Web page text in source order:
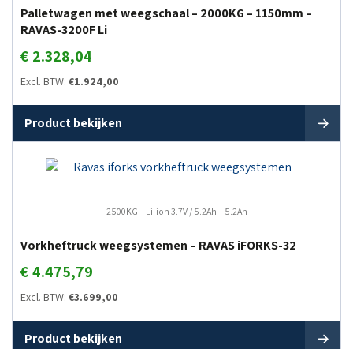
Palletwagen met weegschaal – 2000KG – 1150mm –
RAVAS-3200F Li
€ 2.328,04
Excl. BTW: €1.924,00
Product bekijken
2500KG Li-ion 3.7V / 5.2Ah 5.2Ah
Vorkheftruck weegsystemen – RAVAS iFORKS-32
€4.475,79
Excl. BTW: €3.699,00
Product bekijken